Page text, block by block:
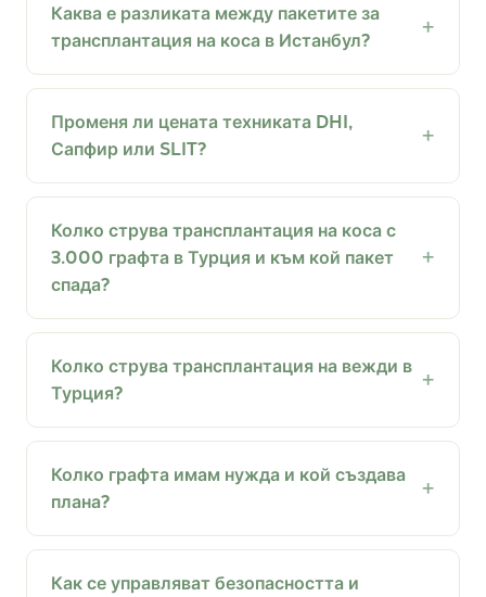
Каква е разликата между пакетите за
трансплантация на коса в Истанбул?
Променя ли цената техниката DHI,
Сапфир или SLIT?
Колко струва трансплантация на коса с
3.000 графта в Турция и към кой пакет
спада?
Колко струва трансплантация на вежди в
Турция?
Колко графта имам нужда и кой създава
плана?
Как се управляват безопасността и